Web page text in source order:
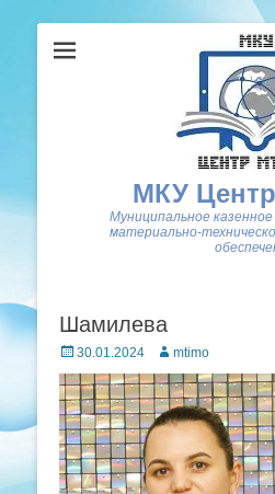
МКУ
Муниципальное
материально-
Шамилева
Posted
on
30.01.2024 Author
mtimo